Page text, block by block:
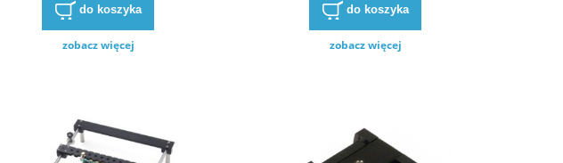
do koszyka
zobacz więcej
do koszyka
zobacz więcej